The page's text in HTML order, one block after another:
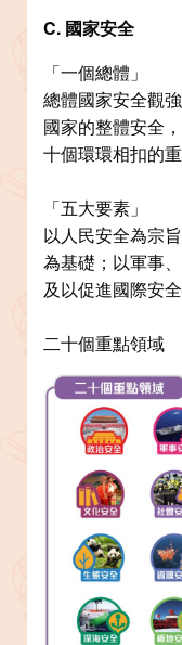
C. 國家安全
「一個總體」
總體國家安全觀
國家的整體安全
十個環環相扣的重
「五大要素」
以人民安全為宗
為基礎；以軍事
及以促進國際安全
二十個重點領域